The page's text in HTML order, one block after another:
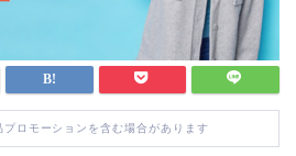
プロモーションを含む場合があります